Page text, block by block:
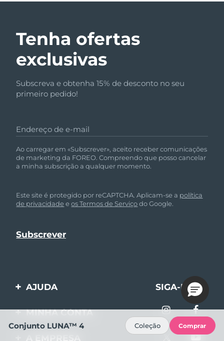
Tenha ofertas
exclusivas
Subscreva e obtenha 15% de desconto no seu
primeiro pedido!
Endereço de e-mail
Ao carregar em «Subscrever», aceito receber comunicações
de marketing da FOREO. Compreendo que posso cancelar
a minha subscrição a qualquer momento.
Este site é protegido por reCAPTCHA. Aplicam-se a política
de privacidade eos Termos de Serviçodo Google.
AJUDA
Entre em contato
Encomendas & Envios
SIGA-NOS
MINHA CONTA
Registro de produto
Conjunto LUNA™ 4 Coleção Comprar